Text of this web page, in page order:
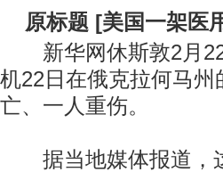
原标题 [美国一架医
新华网休斯敦2月22
机22日在俄克拉何马
亡、一人重伤。
据当地媒体报道，